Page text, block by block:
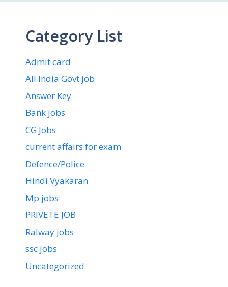
Category List
Admit card
All India Govt job
Answer Key
Bank jobs
CG Jobs
current affairs for exam
Defence/Police
Hindi Vyakaran
Mp jobs
PRIVETE JOB
Ralway jobs
ssc jobs
Uncategorized